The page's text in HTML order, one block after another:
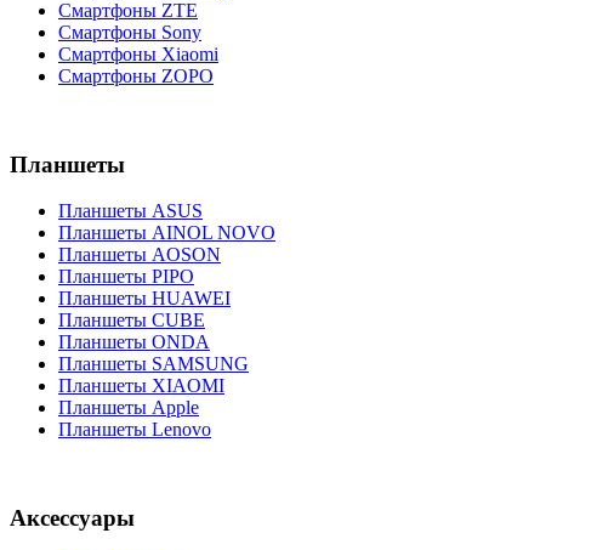
Смартфоны ZTE
Смартфоны Sony
Смартфоны Xiaomi
Смартфоны ZOPO
Планшеты
Планшеты ASUS
Планшеты AINOL NOVO
Планшеты AOSON
Планшеты PIPO
Планшеты HUAWEI
Планшеты CUBE
Планшеты ONDA
Планшеты SAMSUNG
Планшеты XIAOMI
Планшеты Apple
Планшеты Lenovo
Аксессуары